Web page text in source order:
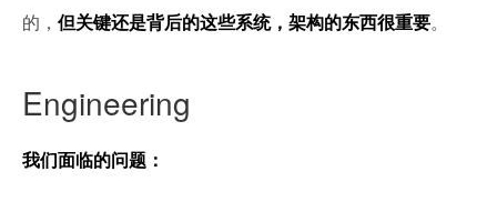
的， 但关键还是背后的这些系统，架构的东西很重要。
Engineering
我们面临的问题：